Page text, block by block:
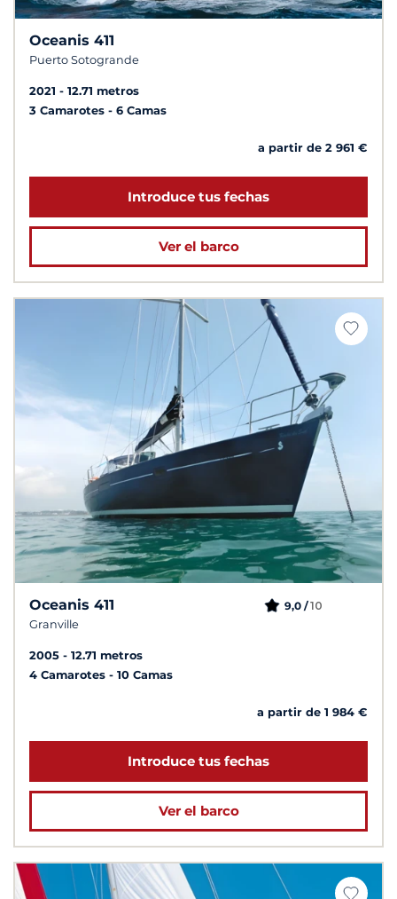
Oceanis 411
Puerto Sotogrande
2021
12.71 metros
3 Camarotes
6 Camas
a partir de 2 961 €
Introduce tus fechas
Ver el barco
Oceanis 411
Granville
9,0 /10
2005
12.71 metros
4 Camarotes
10 Camas
a partir de 1 984 €
Introduce tus fechas
Ver el barco